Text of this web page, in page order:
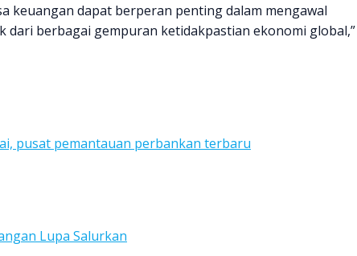
keuangan dapat berperan penting dalam mengawal
dari berbagai gempuran ketidakpastian ekonomi global,”
pusat pemantauan perbankan terbaru
Lupa Salurkan